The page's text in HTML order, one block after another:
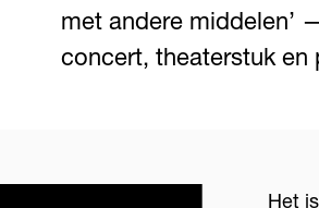
met andere middelen’
concert, theaterstuk en
Het